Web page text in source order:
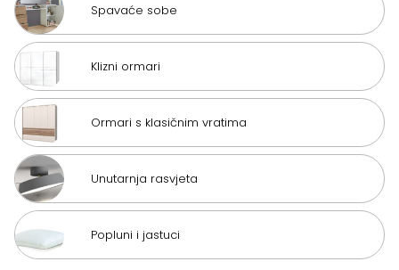
Spavaće sobe
Klizni ormari
Ormari s klasičnim vratima
Unutarnja rasvjeta
Popluni i jastuci